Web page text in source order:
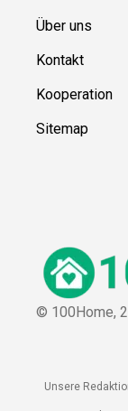
Über uns
Kontakt
Kooperation
Sitemap
© 100Home,
Unsere